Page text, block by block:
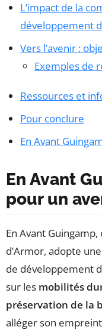
L’impact de la
développement
Vers l’avenir :
Exemples de
Ressources et
Pour conclure
En Avant
En Avant
pour un
En Avant
d’Armor, adopte
de développement
sur les mobilités
préservation de la
alléger son